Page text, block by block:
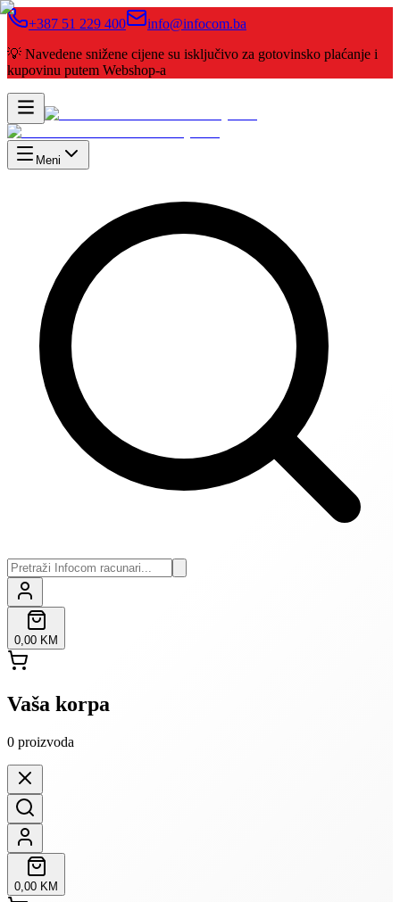
+387 51 229 400
info@infocom.ba
💡 Navedene snižene cijene su isključivo za gotovinsko plaćanje i
kupovinu putem Webshop-a
Meni
0,00 KM
Vaša korpa
0 proizvoda
0,00 KM